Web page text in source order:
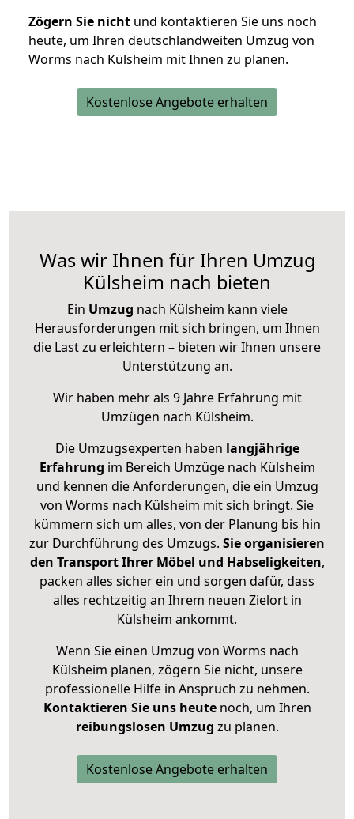
Zögern Sie nicht und kontaktieren Sie uns noch
heute, um Ihren deutschlandweiten Umzug von
Worms nach Külsheim mit Ihnen zu planen.
Kostenlose Angebote erhalten
Was wir Ihnen für Ihren Umzug
Külsheim nach bieten
Ein Umzug nach Külsheim kann viele
Herausforderungen mit sich bringen, um Ihnen
die Last zu erleichtern – bieten wir Ihnen unsere
Unterstützung an.
Wir haben mehr als 9 Jahre Erfahrung mit
Umzügen nach Külsheim.
Die Umzugsexperten haben langjährige
Erfahrung im Bereich Umzüge nach Külsheim
und kennen die Anforderungen, die ein Umzug
von Worms nach Külsheim mit sich bringt. Sie
kümmern sich um alles, von der Planung bis hin
zur Durchführung des Umzugs. Sie organisieren
den Transport Ihrer Möbel und Habseligkeiten,
packen alles sicher ein und sorgen dafür, dass
alles rechtzeitig an Ihrem neuen Zielort in
Külsheim ankommt.
Wenn Sie einen Umzug von Worms nach
Külsheim planen, zögern Sie nicht, unsere
professionelle Hilfe in Anspruch zu nehmen.
Kontaktieren Sie uns heutenoch, um Ihren
reibungslosen Umzug zu planen.
Kostenlose Angebote erhalten